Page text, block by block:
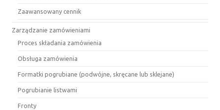
Zaawansowany cennik
Zarządzanie zamówieniami
Proces składania zamówienia
Obsługa zamówienia
Formatki pogrubiane (podwójne, skręcane lub sklejane)
Pogrubianie listwami
Fronty